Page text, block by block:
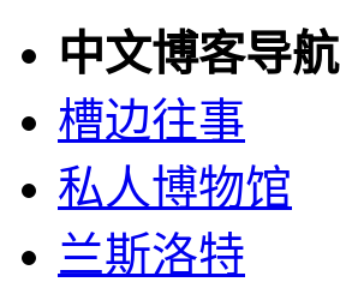
中文博客导航
槽边往事
私人博物馆
兰斯洛特